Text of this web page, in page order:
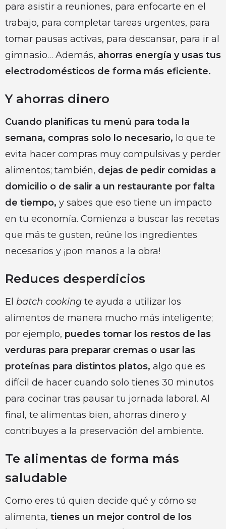
para asistir a reuniones, para enfocarte en el
trabajo, para completar tareas urgentes, para
tomar pausas activas, para descansar, para ir al
gimnasio… Además, ahorras energía y usas tus
electrodomésticos de forma más eficiente.
Y ahorras dinero
Cuando planificas tu menú para toda la
semana, compras solo lo necesario, lo que te
evita hacer compras muy compulsivas y perder
alimentos; también, dejas de pedir comidas a
domicilio o de salir a un restaurante por falta
de tiempo, y sabes que eso tiene un impacto
en tu economía. Comienza a buscar las recetas
que más te gusten, reúne los ingredientes
necesarios y ¡pon manos a la obra!
Reduces desperdicios
El batch cooking te ayuda a utilizar los
alimentos de manera mucho más inteligente;
por ejemplo, puedes tomar los restos de las
verduras para preparar cremas o usar las
proteínas para distintos platos, algo que es
difícil de hacer cuando solo tienes 30 minutos
para cocinar tras pausar tu jornada laboral. Al
final, te alimentas bien, ahorras dinero y
contribuyes a la preservación del ambiente.
Te alimentas de forma más
saludable
Como eres tú quien decide qué y cómo se
alimenta, tienes un mejor control de los